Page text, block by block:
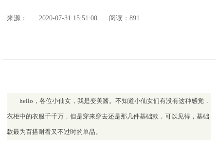
来源： 2020-07-31 15:51:00 阅读：891
hello，各位小仙女，我是变美酱。不知道小仙女们有没有这种感觉，
衣柜中的衣服千千万，但是穿来穿去还是那几件基础款，可以见得，基础
款最为百搭耐看又不过时的单品。